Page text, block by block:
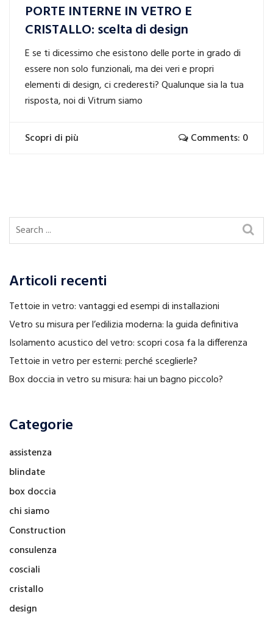
PORTE INTERNE IN VETRO E
CRISTALLO: scelta di design
E se ti dicessimo che esistono delle porte in grado di
essere non solo funzionali, ma dei veri e propri
elementi di design, ci crederesti? Qualunque sia la tua
risposta, noi di Vitrum siamo
Scopri di più Comments: 0
Articoli recenti
Tettoie in vetro: vantaggi ed esempi di installazioni
Vetro su misura per l’edilizia moderna: la guida definitiva
Isolamento acustico del vetro: scopri cosa fa la differenza
Tettoie in vetro per esterni: perché sceglierle?
Box doccia in vetro su misura: hai un bagno piccolo?
Categorie
assistenza
blindate
box doccia
chi siamo
Construction
consulenza
cosciali
cristallo
design